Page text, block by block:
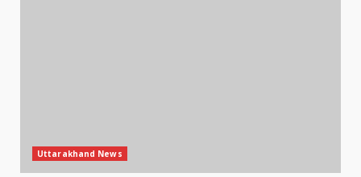
Uttarakhand News